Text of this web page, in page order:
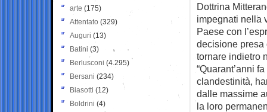
Dottrina
impegnati nella
Paese con
decisione presa
tornare indietro
“Quarant’anni
clandestinità,
dalle massime
la loro
arte (175)
Attentato (329)
Auguri (13)
Batini (3)
Berlusconi (4.295)
Bersani (234)
Biasotti (12)
Boldrini (4)